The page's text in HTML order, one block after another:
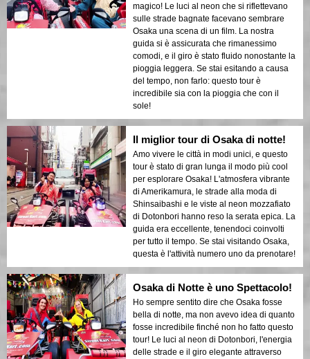
magico! Le luci al neon che si riflettevano
sulle strade bagnate facevano sembrare
Osaka una scena di un film. La nostra
guida si è assicurata che rimanessimo
comodi, e il giro è stato fluido nonostante la
pioggia leggera. Se stai esitando a causa
del tempo, non farlo: questo tour è
incredibile sia con la pioggia che con il
sole!
Il miglior tour di Osaka di notte!
Amo vivere le città in modi unici, e questo
tour è stato di gran lunga il modo più cool
per esplorare Osaka! L'atmosfera vibrante
di Amerikamura, le strade alla moda di
Shinsaibashi e le viste al neon mozzafiato
di Dotonbori hanno reso la serata epica. La
guida era eccellente, tenendoci coinvolti
per tutto il tempo. Se stai visitando Osaka,
questa è l'attività numero uno da prenotare!
Osaka di Notte è uno Spettacolo!
Ho sempre sentito dire che Osaka fosse
bella di notte, ma non avevo idea di quanto
fosse incredibile finché non ho fatto questo
tour! Le luci al neon di Dotonbori, l'energia
delle strade e il giro elegante attraverso